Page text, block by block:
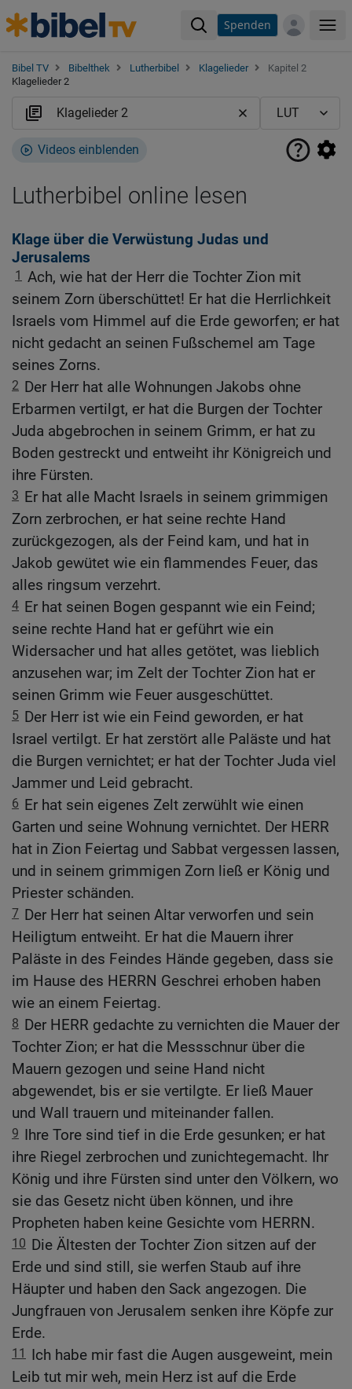
Spenden
Bibel TV Bibelthek Lutherbibel Klagelieder
Kapitel 2
Klagelieder 2
Videos einblenden
Lutherbibel online lesen
Klage über die Verwüstung Judas und
Jerusalems
1 Ach, wie hat der Herr die Tochter Zion mit
seinem Zorn überschüttet! Er hat die Herrlichkeit
Israels vom Himmel auf die Erde geworfen; er hat
nicht gedacht an seinen Fußschemel am Tage
seines Zorns.
2 Der Herr hat alle Wohnungen Jakobs ohne
Erbarmen vertilgt, er hat die Burgen der Tochter
Juda abgebrochen in seinem Grimm, er hat zu
Boden gestreckt und entweiht ihr Königreich und
ihre Fürsten.
3 Er hat alle Macht Israels in seinem grimmigen
Zorn zerbrochen, er hat seine rechte Hand
zurückgezogen, als der Feind kam, und hat in
Jakob gewütet wie ein flammendes Feuer, das
alles ringsum verzehrt.
4 Er hat seinen Bogen gespannt wie ein Feind;
seine rechte Hand hat er geführt wie ein
Widersacher und hat alles getötet, was lieblich
anzusehen war; im Zelt der Tochter Zion hat er
seinen Grimm wie Feuer ausgeschüttet.
5 Der Herr ist wie ein Feind geworden, er hat
Israel vertilgt. Er hat zerstört alle Paläste und hat
die Burgen vernichtet; er hat der Tochter Juda viel
Jammer und Leid gebracht.
6 Er hat sein eigenes Zelt zerwühlt wie einen
Garten und seine Wohnung vernichtet. Der HERR
hat in Zion Feiertag und Sabbat vergessen lassen,
und in seinem grimmigen Zorn ließ er König und
Priester schänden.
7 Der Herr hat seinen Altar verworfen und sein
Heiligtum entweiht. Er hat die Mauern ihrer
Paläste in des Feindes Hände gegeben, dass sie
im Hause des HERRN Geschrei erhoben haben
wie an einem Feiertag.
8 Der HERR gedachte zu vernichten die Mauer der
Tochter Zion; er hat die Messschnur über die
Mauern gezogen und seine Hand nicht
abgewendet, bis er sie vertilgte. Er ließ Mauer
und Wall trauern und miteinander fallen.
9 Ihre Tore sind tief in die Erde gesunken; er hat
ihre Riegel zerbrochen und zunichtegemacht. Ihr
König und ihre Fürsten sind unter den Völkern, wo
sie das Gesetz nicht üben können, und ihre
Propheten haben keine Gesichte vom HERRN.
10 Die Ältesten der Tochter Zion sitzen auf der
Erde und sind still, sie werfen Staub auf ihre
Häupter und haben den Sack angezogen. Die
Jungfrauen von Jerusalem senken ihre Köpfe zur
Erde.
11
Ich habe mir fast die Augen ausgeweint, mein
Leib tut mir weh, mein Herz ist auf die Erde